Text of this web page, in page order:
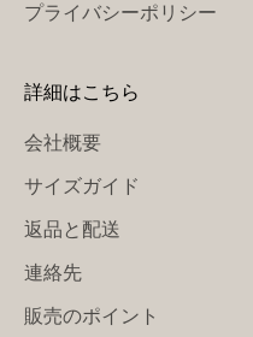
プライバシーポリシー
詳細はこちら
会社概要
サイズガイド
返品と配送
連絡先
販売のポイント